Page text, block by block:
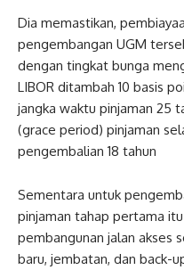
Dia memastikan,
pengembangan UGM
dengan tingkat bunga
LIBOR ditambah 10 basis
jangka waktu pinjaman 25
(grace period) pinjaman
pengembalian 18 tahun
Sementara untuk
pinjaman tahap pertama
pembangunan jalan akses
baru, jembatan, dan back-